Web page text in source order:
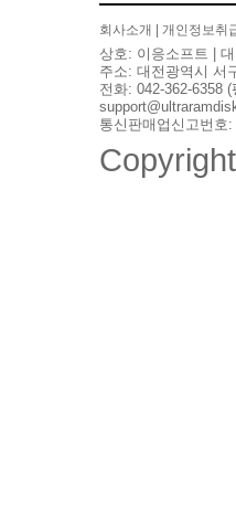
회사소개 개인정보취
상호: 이응소프트 |
주소: 대전광역시 서
전화: 042-362-6358
통신판매업신고번호